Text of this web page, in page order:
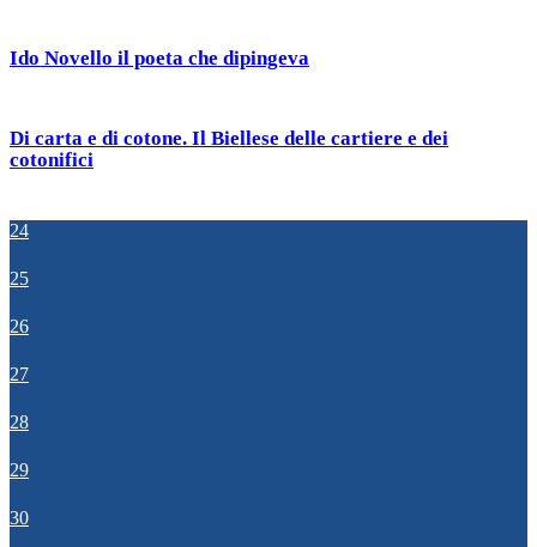
Ido Novello il poeta che dipingeva
Di carta e di cotone. Il Biellese delle cartiere e dei
cotonifici
24
25
26
27
28
29
30